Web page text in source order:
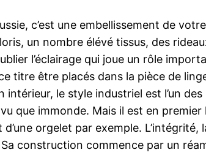
c’est une embellissement de
un nombre élévé tissus, des
l’éclairage qui joue un rôle
titre être placés dans la pièce de
intérieur, le style industriel est l’un
que immonde. Mais il est en
orgelet par exemple.
construction commence par un